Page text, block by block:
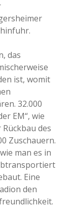
das
ist, womit
32.000
EM“, wie
des
Zuschauern.
man es in
Eine
den